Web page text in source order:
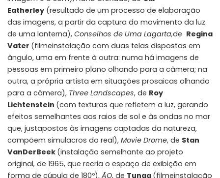
Eatherley (resultado de um processo de elaboração
das imagens, a partir da captura do movimento da luz
de uma lanterna), Conselhos de Uma Lagarta,de Regina
Vater (filmeinstalação com duas telas dispostas em
ângulo, uma em frente à outra: numa há imagens de
pessoas em primeiro plano olhando para a câmera; na
outra, a própria artista em situações prosaicas olhando
para a câmera), Three Landscapes, de Roy
Lichtenstein (com texturas que refletem a luz, gerando
efeitos semelhantes aos raios de sol e às ondas no mar
que, justapostos às imagens captadas da natureza,
compõem simulacros do real), Movie Drome, de Stan
VanDerBeek (instalação semelhante ao projeto
original, de 1965, que recria o espaço de exibição em
forma de cúpula de 180º), ÃO, de Tunga (filmeinstalação